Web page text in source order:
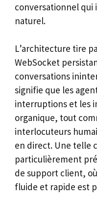
conversationnel qui
naturel.
L’architecture tire
WebSocket
conversations
signifie que les
interruptions et les
organique, tout
interlocuteurs
en direct. Une telle
particulièrement
de support client,
fluide et rapide est